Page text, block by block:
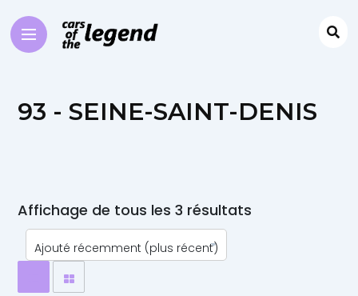
93 - SEINE-SAINT-DENIS
Affichage de tous les 3 résultats